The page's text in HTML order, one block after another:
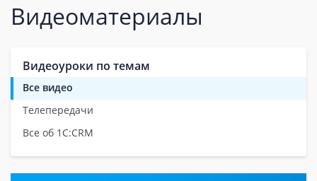
Видеоматериалы
Видеоуроки по темам
Все видео
Телепередачи
Все об 1С:CRM